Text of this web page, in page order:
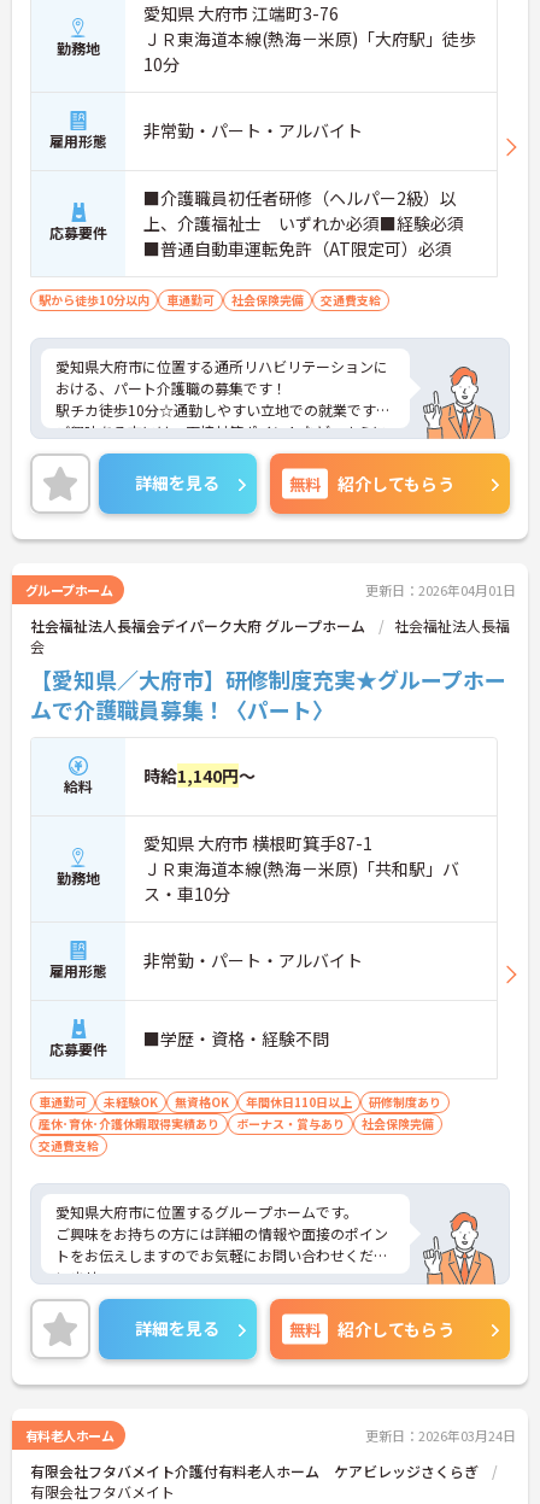
勤務地
愛知県 大府市 江端町3-76
ＪＲ東海道本線(熱海－米原)「大府駅」徒歩
10分
雇用形態 非常勤・パート・アルバイト
応募要件
■介護職員初任者研修（ヘルパー2級）以
上、介護福祉士 いずれか必須■経験必須
■普通自動車運転免許（AT限定可）必須
駅から徒歩10分以内 車通勤可 社会保険完備 交通費支給
愛知県大府市に位置する通所リハビリテーションに
おける、パート介護職の募集です！
駅チカ徒歩10分☆通勤しやすい立地での就業です！
ご興味ある方には、面接対策ポイントなど、さらに
詳細をお話しいたしますのでお気軽にご相談くださ
い。
詳細を見る 無料 紹介してもらう
グループホーム 更新日：2026年04月01日
社会福祉法人長福会デイパーク大府 グループホーム
社会福祉法人長福
会
【愛知県／大府市】研修制度充実★グループホー
ムで介護職員募集！〈パート〉
給料 時給1,140円～
勤務地
愛知県 大府市 横根町箕手87-1
ＪＲ東海道本線(熱海－米原)「共和駅」バ
ス・車10分
雇用形態 非常勤・パート・アルバイト
応募要件 ■学歴・資格・経験不問
車通勤可 未経験OK 無資格OK 年間休日110日以上
研修制度あり
産休･育休･介護休暇取得実績あり
ボーナス・賞与あり
社会保険完備
交通費支給
愛知県大府市に位置するグループホームです。
ご興味をお持ちの方には詳細の情報や面接のポイン
トをお伝えしますのでお気軽にお問い合わせくださ
いませ。
詳細を見る 無料 紹介してもらう
有料老人ホーム 更新日：2026年03月24日
有限会社フタバメイト介護付有料老人ホーム ケアビレッジさくらぎ
有限会社フタバメイト